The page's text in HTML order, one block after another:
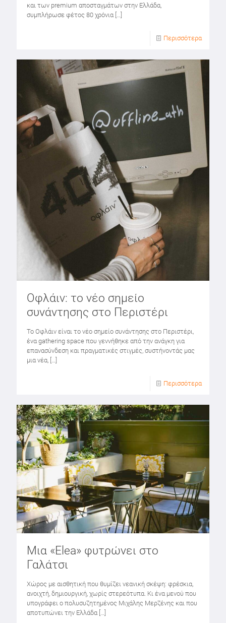
και των premium αποσταγμάτων στην Ελλάδα,
συμπλήρωσε φέτος 80 χρόνια
Περισσότερα
Οφλάιν: το νέο σημείο
συνάντησης στο Περιστέρι
Το Οφλάιν είναι το νέο σημείο συνάντησης στο Περιστέρι,
ένα gathering space που γεννήθηκε από την ανάγκη για
επανασύνδεση και πραγματικές στιγμές, συστήνοντάς μας
μια νέα, […]
Περισσότερα
Μια «Εlea» φυτρώνει στο
Γαλάτσι
Χώρος με αισθητική που θυμίζει νεανική σκέψη: φρέσκια,
ανοιχτή, δημιουργική, χωρίς στερεότυπα. Κι ένα μενού που
υπογράφει ο πολυσυζητημένος Μιχάλης Μερζένης και που
αποτυπώνει την Ελλάδα